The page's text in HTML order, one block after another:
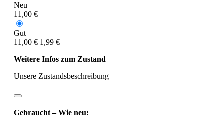
Neu
11,00 €
Gut
11,00 € 1,99 €
Weitere Infos zum Zustand
Unsere Zustandsbeschreibung
Gebraucht – Wie neu: